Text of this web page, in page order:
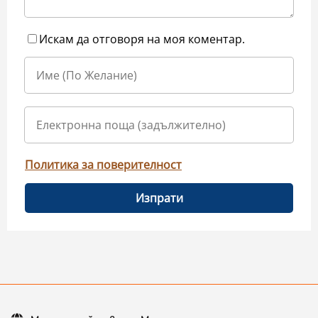
Искам да отговоря на моя коментар.
Политика за поверителност
Изпрати